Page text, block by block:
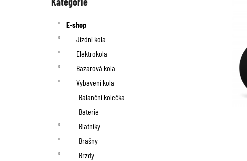
E-shop
Jízdní kola
Elektrokola
Bazarová kola
Vybavení kola
Balanční kolečka
Baterie
Blatníky
Brašny
Brzdy